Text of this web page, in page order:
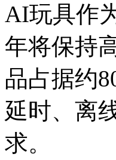
AI玩具作
年将保持
品占据约
延时、离
求。